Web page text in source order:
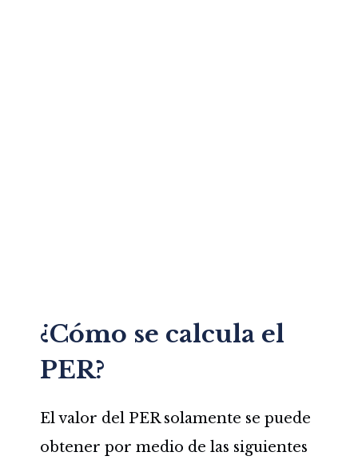
¿Cómo se calcula el
PER?
El valor del PER solamente se puede
obtener por medio de las siguientes